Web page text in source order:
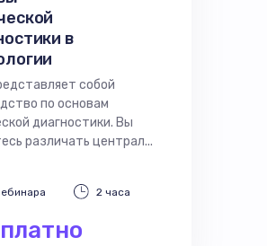
в
собой
по основам
диагностики. Вы
различать централ...
2 часа